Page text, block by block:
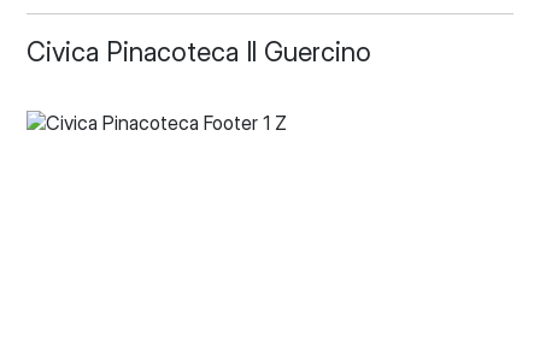
Civica Pinacoteca Il Guercino